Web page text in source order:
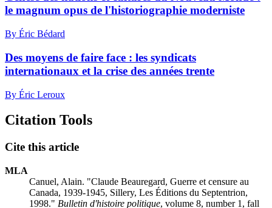
le magnum opus de l'historiographie moderniste
By Éric Bédard
Des moyens de faire face : les syndicats
internationaux et la crise des années trente
By Éric Leroux
Citation Tools
Cite this article
MLA
Canuel, Alain. "Claude Beauregard, Guerre et censure au
Canada, 1939-1945, Sillery, Les Éditions du Septentrion,
1998." Bulletin d'histoire politique, volume 8, number 1, fall